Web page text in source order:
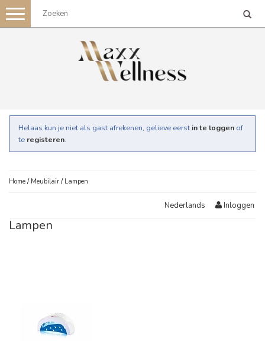
Toggle
navigation
Helaas kun je niet als gast afrekenen, gelieve eerst in te loggen of
te registeren.
Home / Meubilair / Lampen
Nederlands Inloggen
Lampen